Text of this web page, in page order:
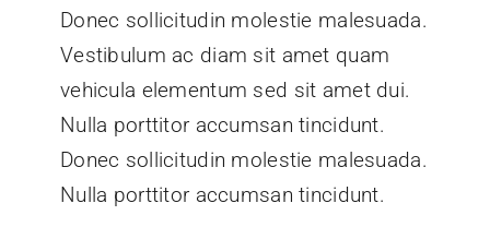
Donec sollicitudin molestie malesuada.
Vestibulum ac diam sit amet quam
vehicula elementum sed sit amet dui.
Nulla porttitor accumsan tincidunt.
Donec sollicitudin molestie malesuada.
Nulla porttitor accumsan tincidunt.